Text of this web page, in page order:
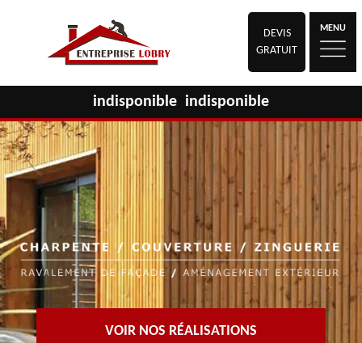
DEVIS
GRATUIT
MENU
indisponible indisponible
VOIR NOS RÉALISATIONS